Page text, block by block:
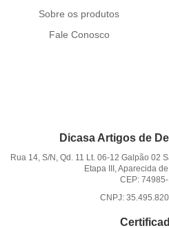
Sobre os produtos
Fale Conosco
Dicasa Artigos de
Rua 14, S/N, Qd. 11 Lt. 06-12 Galpão 02
Etapa III, Aparecida
CEP:
CNPJ: